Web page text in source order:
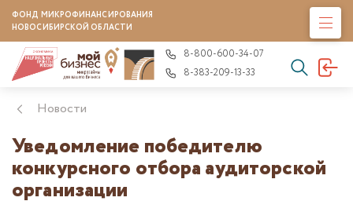
ФОНД МИКРОФИНАНСИРОВАНИЯ
НОВОСИБИРСКОЙ ОБЛАСТИ
8-800-600-34-07
8-383-209-13-33
Новости
Уведомление победителю
конкурсного отбора аудиторской
организации